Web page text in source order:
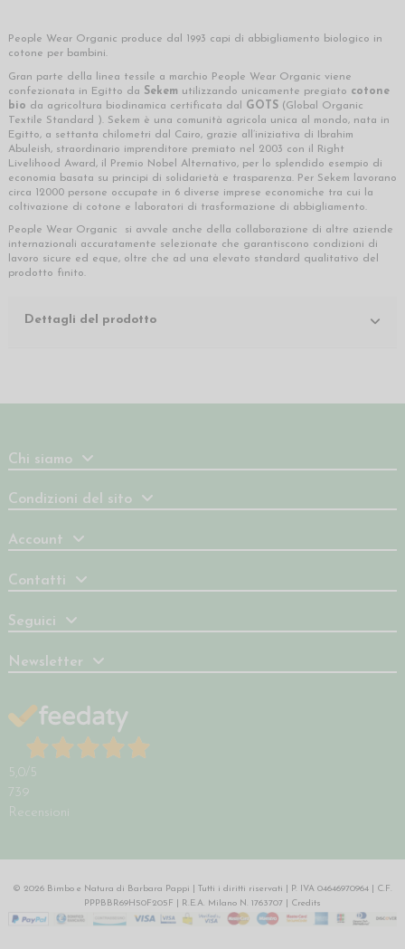
People Wear Organic produce dal 1993 capi di abbigliamento biologico in
cotone per bambini.
Gran parte della linea tessile a marchio People Wear Organic viene
confezionata in Egitto da Sekem utilizzando unicamente pregiato cotone
bio da agricoltura biodinamica certificata dal GOTS (Global Organic
Textile Standard ). Sekem è una comunità agricola unica al mondo, nata in
Egitto, a settanta chilometri dal Cairo, grazie all’iniziativa di Ibrahim
Abuleish, straordinario imprenditore premiato nel 2003 con il Right
Livelihood Award, il Premio Nobel Alternativo, per lo splendido esempio di
economia basata su principi di solidarietà e trasparenza. Per Sekem lavorano
circa 12000 persone occupate in 6 diverse imprese economiche tra cui la
coltivazione di cotone e laboratori di trasformazione di abbigliamento.
People Wear Organic si avvale anche della collaborazione di altre aziende
internazionali accuratamente selezionate che garantiscono condizioni di
lavoro sicure ed eque, oltre che ad una elevato standard qualitativo del
prodotto finito.
Dettagli del prodotto
Chi siamo
Condizioni del sito
Account
Contatti
Seguici
Newsletter
5,0 /5
739
Recensioni
© 2026 Bimbo e Natura di Barbara Pappi | Tutti i diritti riservati | P. IVA 04646970964 | C.F.
PPPBBR69H50F205F | R.E.A. Milano N. 1763707 | Credits